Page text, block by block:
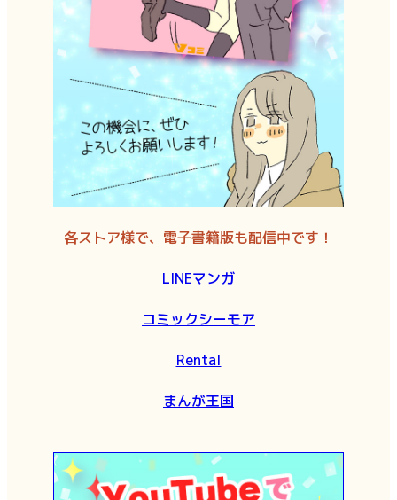
各ストア様で、電子書籍版も配信中です！
LINEマンガ
コミックシーモア
Renta!
まんが王国